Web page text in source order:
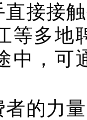
直接接
等多地
中，可
者的力